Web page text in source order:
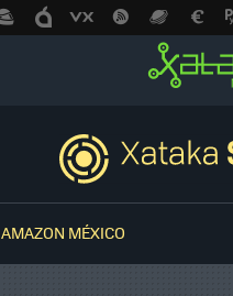
AMAZON MÉXICO